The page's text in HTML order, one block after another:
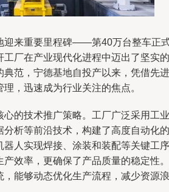
迎来重要里程碑——第40万台整车正
厂在产业现代化进程中迈出了坚实的
范，宁德基地自投产以来，凭借先进
，迅速成为行业关注的焦点。
的技术推广策略。工厂广泛采用工业
析等前沿技术，构建了高度自动化的
人实现焊接、涂装和装配等关键工序
效率，更确保了产品质量的稳定性。
能够动态优化生产流程，减少资源浪